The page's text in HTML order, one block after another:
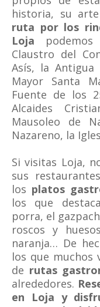
historia, su
ruta por los
Loja
Claustro del
Asís, la Antigua
Mayor Santa
Fuente de los
Alcaides
Mausoleo de
Nazareno, la
Si visitas Loja,
sus
los platos
los que
porra, el
roscos y
naranja… De
los que muchos
de rutas
alrededores.
en Loja y